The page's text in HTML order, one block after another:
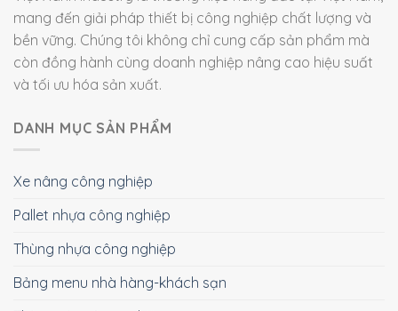
mang đến giải pháp thiết bị công nghiệp chất lượng và
bền vững. Chúng tôi không chỉ cung cấp sản phẩm mà
còn đồng hành cùng doanh nghiệp nâng cao hiệu suất
và tối ưu hóa sản xuất.
DANH MỤC SẢN PHẨM
Xe nâng công nghiệp
Pallet nhựa công nghiệp
Thùng nhựa công nghiệp
Bảng menu nhà hàng-khách sạn